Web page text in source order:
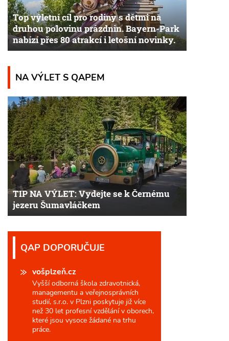
Top výletní cíl pro rodiny s dětmi na
druhou polovinu prázdnin. Bayern-Park
nabízí přes 80 atrakcí i letošní novinky.
NA VÝLET S QAPEM
TIP NA VÝLET: Vydejte se k Černému
jezeru Šumavláčkem
QAP DOPORUČUJE
vošplzeň.cz
Vyšší odborná škola zdravotnická,
managementu a veřejnosprávních
studií, s.r.o. v Plzni poskytuje již více
než 30 let profesní vzdělání v oborech,
které jsou vysoce žádané na trhu
práce.